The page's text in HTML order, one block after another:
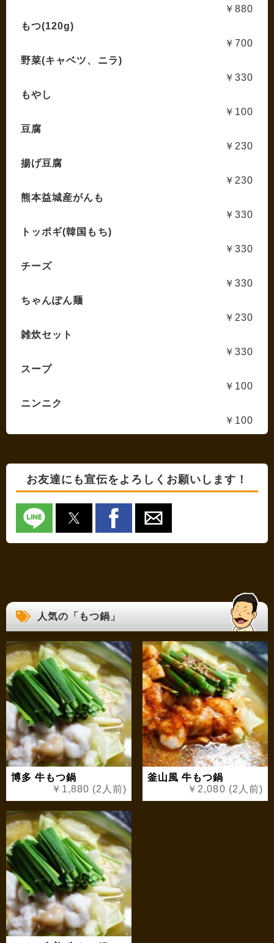
￥880
もつ(120g)
￥700
野菜(キャベツ、ニラ)
￥330
もやし
￥100
豆腐
￥230
揚げ豆腐
￥230
熊本益城産がんも
￥330
トッポギ(韓国もち)
￥330
チーズ
￥330
ちゃんぽん麺
￥230
雑炊セット
￥330
スープ
￥100
ニンニク
￥100
お友達にも宣伝をよろしくお願いします！
人気の「もつ鍋」
博多 牛もつ鍋
￥1,880 (2人前)
釜山風 牛もつ鍋
￥2,080 (2人前)